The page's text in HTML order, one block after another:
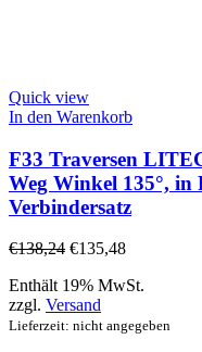
Quick view
In den Warenkorb
F33 Traversen
Weg Winkel 135°,
Verbindersatz
€138,24 €135,48
Enthält 19% MwSt.
zzgl. Versand
Lieferzeit: nicht angegeben